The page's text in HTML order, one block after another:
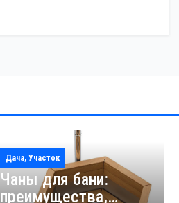
Дача, Участок
Чаны для бани:
преимущества,